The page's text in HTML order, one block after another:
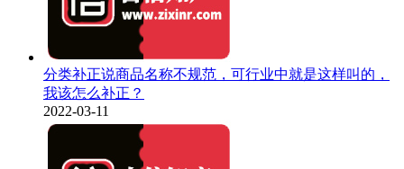
分类补正说商品名称不规范，可行业中就是这样叫的，
我该怎么补正？
2022-03-11